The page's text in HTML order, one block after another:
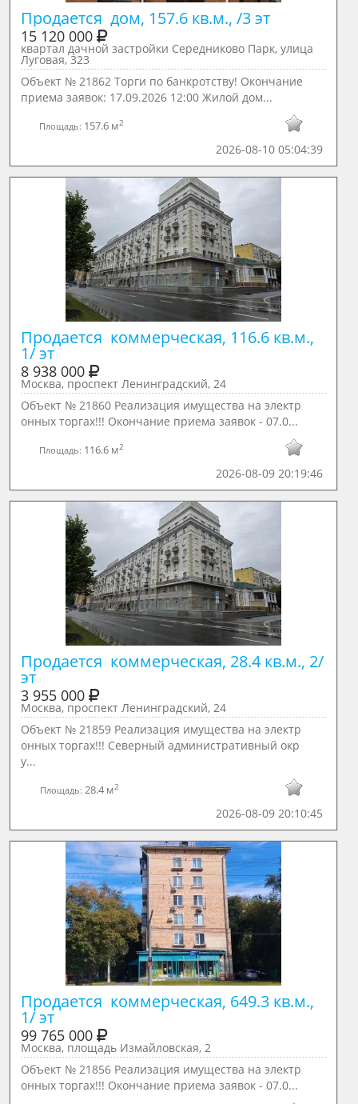
Продается  дом, 157.6 кв.м., /3 эт
15 120 000
квартал дачной застройки Середниково Парк, улица
Луговая, 323
Объект № 21862 Торги по банкротству! Окончание
приема заявок: 17.09.2026 12:00 Жилой дом...
Площадь: 157.6 м2
2026-08-10 05:04:39
Продается  коммерческая, 116.6 кв.м.,
1/ эт
8 938 000
Москва, проспект Ленинградский, 24
Объект № 21860 Реализация имущества на электр
онных торгах!!! Окончание приема заявок - 07.0...
Площадь: 116.6 м2
2026-08-09 20:19:46
Продается  коммерческая, 28.4 кв.м., 2/
эт
3 955 000
Москва, проспект Ленинградский, 24
Объект № 21859 Реализация имущества на электр
онных торгах!!! Северный административный окр
у...
Площадь: 28.4 м2
2026-08-09 20:10:45
Продается  коммерческая, 649.3 кв.м.,
1/ эт
99 765 000
Москва, площадь Измайловская, 2
Объект № 21856 Реализация имущества на электр
онных торгах!!! Окончание приема заявок - 07.0...